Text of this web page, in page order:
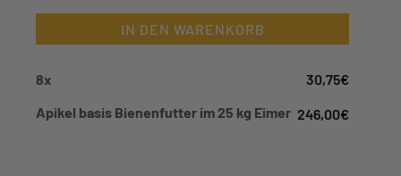
IN DEN WARENKORB
8x 30,75€
Apikel basis Bienenfutter im 25 kg Eimer 246,00€